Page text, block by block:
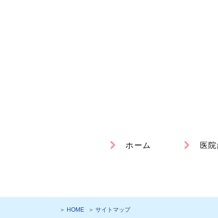
ホーム 医
＞ HOME ＞ サイトマップ